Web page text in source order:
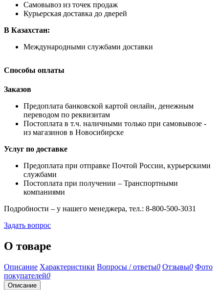
Самовывоз из точек продаж
Курьерская доставка до дверей
В Казахстан:
Международными службами доставки
Способы оплаты
Заказов
Предоплата банковской картой онлайн, денежным
переводом по реквизитам
Постоплата в т.ч. наличными только при самовывозе -
из магазинов в Новосибирске
Услуг по доставке
Предоплата при отправке Почтой России, курьерскими
службами
Постоплата при получении – Транспортными
компаниями
Подробности – у нашего менеджера, тел.: 8-800-500-3031
Задать вопрос
О товаре
Описание Характеристики Вопросы / ответы0 Отзывы0 Фото
покупателей0
Описание